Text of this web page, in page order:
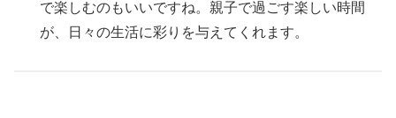
で楽しむのもいいですね。親子で過ごす楽しい時間
が、日々の生活に彩りを与えてくれます。